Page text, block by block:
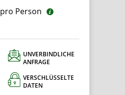
pro Person
UNVERBINDLICHE
ANFRAGE
VERSCHLÜSSELTE
DATEN